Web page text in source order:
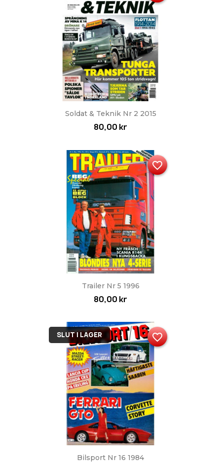
Soldat & Teknik Nr 2 2015
80,00 kr
Trailer Nr 5 1996
80,00 kr
favorite_border
Bilsport Nr 16 1984
SLUT I LAGER favorite_border